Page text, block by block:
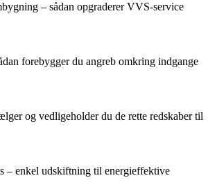
– sådan opgraderer VVS-service
forebygger du angreb omkring indgange
og vedligeholder du de rette redskaber til
– enkel udskiftning til energieffektive